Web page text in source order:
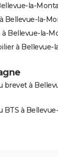
la-
Bellevue-la-
Bellevue-la-
à Bellevue-
brevet à
BTS à